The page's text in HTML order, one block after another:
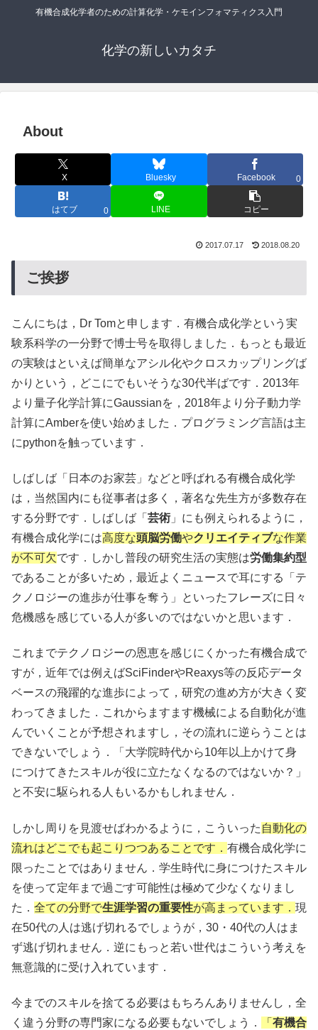
有機合成化学者のための計算化学・ケモインフォマティクス入門
化学の新しいカタチ
About
X Bluesky Facebook 0
はてブ 0 LINE コピー
2017.07.17 2018.08.20
ご挨拶
こんにちは，Dr Tomと申します．有機合成化学という実
験系科学の一分野で博士号を取得しました．もっとも最近
の実験はといえば簡単なアシル化やクロスカップリングば
かりという，どこにでもいそうな30代半ばです．2013年
より量子化学計算にGaussianを，2018年より分子動力学
計算にAmberを使い始めました．プログラミング言語は主
にpythonを触っています．
しばしば「日本のお家芸」などと呼ばれる有機合成化学
は，当然国内にも従事者は多く，著名な先生方が多数存在
する分野です．しばしば「 芸術 」にも例えられるように，
有機合成化学には高度な頭脳労働やクリエイティブな作業
が不可欠です．しかし普段の研究生活の実態は労働集約型
であることが多いため，最近よくニュースで耳にする「テ
クノロジーの進歩が仕事を奪う」といったフレーズに日々
危機感を感じている人が多いのではないかと思います．
これまでテクノロジーの恩恵を感じにくかった有機合成で
すが，近年では例えばSciFinderやReaxys等の反応データ
ベースの飛躍的な進歩によって，研究の進め方が大きく変
わってきました．これからますます機械による自動化が進
んでいくことが予想されますし，その流れに逆らうことは
できないでしょう．「大学院時代から10年以上かけて身
につけてきたスキルが役に立たなくなるのではないか？」
と不安に駆られる人もいるかもしれません．
しかし周りを見渡せばわかるように，こういった 自動化の
流れはどこでも起こりつつあることです． 有機合成化学に
限ったことではありません．学生時代に身につけたスキル
を使って定年まで過ごす可能性は極めて少なくなりまし
た． 全ての分野で生涯学習の重要性が高まっています． 現
在50代の人は逃げ切れるでしょうが，30・40代の人はま
ず逃げ切れません．逆にもっと若い世代はこういう考えを
無意識的に受け入れています．
今までのスキルを捨てる必要はもちろんありませんし，全
く違う分野の専門家になる必要もないでしょう．
「 有機合